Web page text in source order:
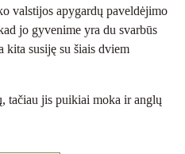
valstijos apygardų paveldėjimo
jo gyvenime yra du svarbūs
kita susiję su šiais dviem
tačiau jis puikiai moka ir anglų